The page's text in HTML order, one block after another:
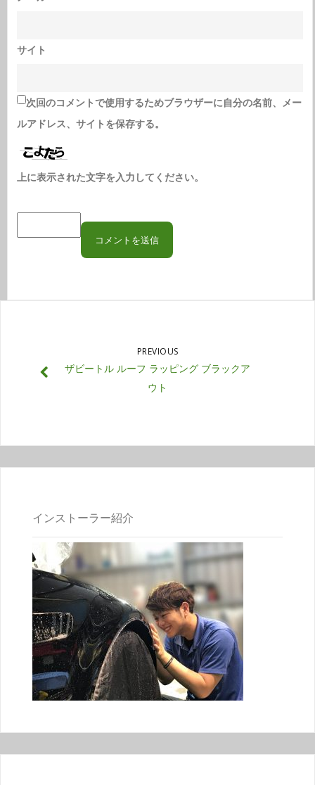
サイト
次回のコメントで使用するためブラウザーに自分の名前、メー
ルアドレス、サイトを保存する。
上に表示された文字を入力してください。
PREVIOUS
ザビートル ルーフ ラッピング ブラックア
ウト
インストーラー紹介